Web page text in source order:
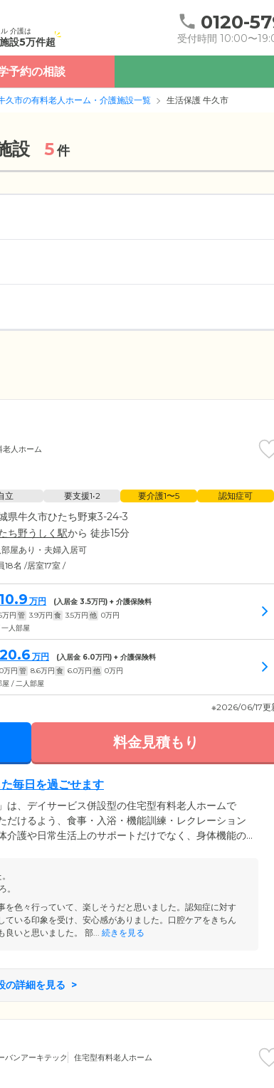
介護は
設5万件超
0120-
受付時間 10:00〜
予約の相談
久市の有料老人ホーム・介護施設一覧 生活保護 牛久市
設 5件
老人ホーム
立 要支援1•2 要介護1〜5 認知症可
県牛久市ひたち野東3-24-3
ち野うしく駅から 徒歩15分
屋あり・夫婦入居可
18名 /居室17室 /
10.9 万円 (入居金 3.5万円) + 介護保険料
万円 管 3.9万円 食 3.5万円 他 0万円
人部屋
20.6 万円 (入居金 6.0万円) + 介護保険料
万円 管 8.6万円 食 6.0万円 他 0万円
屋 / 二人部屋
※2026/06/17更
料金見積もり
毎日を過ごせます
は、デイサービス併設型の住宅型有料老人ホームで
けるよう、食事・入浴・機能訓練・レクレーション
介護や日常生活上のサポートだけでなく、身体機能の
フ一同尽力しています。
。
を色々行っていて、楽しそうだと思いました。認知症に対す
ている印象を受け、安心感がありました。口腔ケアをきちん
いと思いました。 部...
続きを見る
の詳細を見る
バンアーキテック 住宅型有料老人ホーム